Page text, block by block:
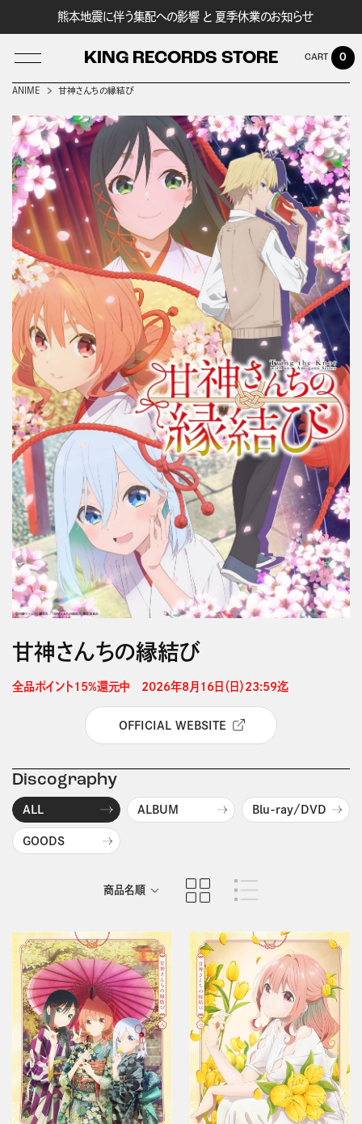
熊本地震に伴う集配への影響 と 夏季休業のお知らせ
KING RECORDS STORE
LOG IN
0
ANIME 甘神さんちの縁結び
甘神さんちの縁結び
全品ポイント15%還元中　2026年8月16日（日）23:59迄
OFFICIAL WEBSITE
Discography
ALL ALBUM Blu-ray/DVD
GOODS
商品名順